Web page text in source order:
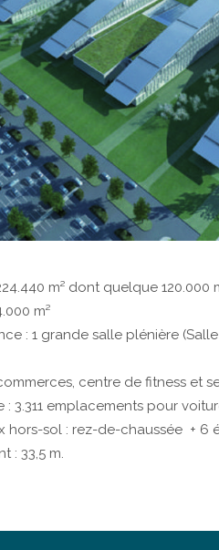
m² dont quelque 120.000
m²
: 1 grande salle plénière
centre de fitness et
: 3.311 emplacements pour
hors-sol : rez-de-chaussée + 6
: 33,5 m.